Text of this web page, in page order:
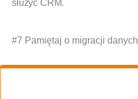
służyć CRM.
#7 Pamiętaj o migracji danych